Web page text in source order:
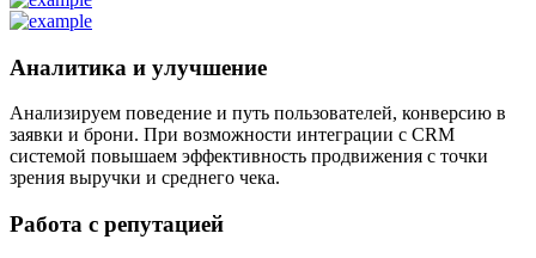
Аналитика и улучшение
Анализируем поведение и путь пользователей, конверсию в
заявки и брони. При возможности интеграции с CRM
системой повышаем эффективность продвижения с точки
зрения выручки и среднего чека.
Работа с репутацией